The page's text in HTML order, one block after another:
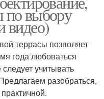
по выбору
видео)
террасы позволяет
года любоваться
учитывать
разобраться,